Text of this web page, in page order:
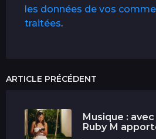
les données de vos
traitées.
ARTICLE PRÉCÉDENT
Musique : avec
Ruby M